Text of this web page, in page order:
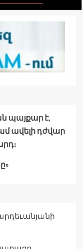
պայքար է,
ավելի դժվար